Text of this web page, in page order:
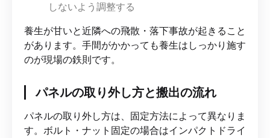
しないよう調整する
養生が甘いと近隣への飛散・落下事故が起きること
があります。手間がかかっても養生はしっかり施す
のが現場の鉄則です。
パネルの取り外し方と搬出の流れ
パネルの取り外し方は、固定方法によって異なりま
す。ボルト・ナット固定の場合はインパクトドライ